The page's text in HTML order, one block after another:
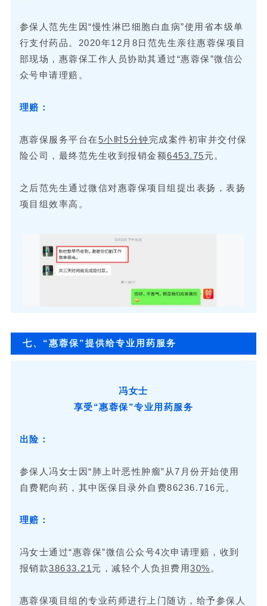
参保人范先生因“慢性淋巴细胞白血病”使用省本级单
行支付药品。2020年12月8日范先生亲往惠蓉保项目
部现场，惠蓉保工作人员协助其通过“惠蓉保”微信公
众号申请理赔。
理赔：
惠蓉保服务平台在 5小时5分钟 完成案件初审并交付保
险公司，最终范先生收到报销金额6453.75元。
之后范先生通过微信对惠蓉保项目组提出表扬，表扬
项目组效率高。
七、“惠蓉保”提供给专业用药服务
冯女士
享受“惠蓉保”专业用药服务
出险：
参保人冯女士因“肺上叶恶性肿瘤”从7月份开始使用
自费靶向药，其中医保目录外自费86236.716元。
理赔：
冯女士通过“惠蓉保”微信公众号4次申请理赔，收到
报销款38633.21 元，减轻个人负担费用30% 。
惠蓉保项目组的专业药师进行上门随访，给予参保人